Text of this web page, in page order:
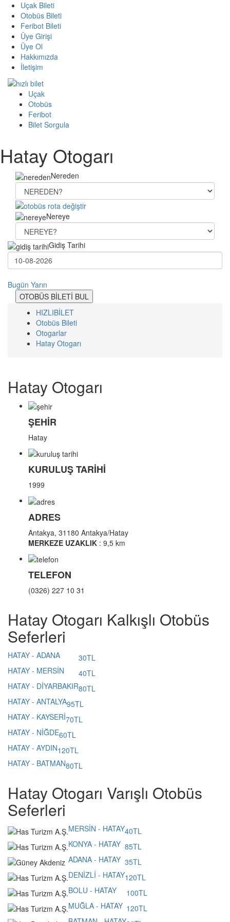
Uçak Bileti
Otobüs Bileti
Feribot Bileti
Üye Girişi
Üye Ol
Hakkımızda
İletişim
Uçak
Otobüs
Feribot
Bilet Sorgula
Hatay Otogarı
Nereden
Nereye
Gidiş Tarihi
Bugün Yarın
OTOBÜS BİLETİ BUL
HIZLIBİLET
Otobüs Bileti
Otogarlar
Hatay Otogarı
Hatay Otogarı
ŞEHİR
Hatay
KURULUŞ TARİHİ
1999
ADRES
Antakya, 31180 Antakya/Hatay
MERKEZE UZAKLIK : 9,5 km
TELEFON
(0326) 227 10 31
Hatay Otogarı Kalkışlı Otobüs
Seferleri
HATAY - ADANA
30TL
HATAY - MERSİN
40TL
HATAY - DİYARBAKIR80TL
HATAY - ANTALYA95TL
HATAY - KAYSERİ70TL
HATAY - NİĞDE60TL
HATAY - AYDIN120TL
HATAY - BATMAN80TL
Hatay Otogarı Varışlı Otobüs
Seferleri
MERSİN - HATAY40TL
KONYA - HATAY 85TL
ADANA - HATAY 35TL
DENİZLİ - HATAY120TL
BOLU - HATAY
100TL
MUĞLA - HATAY 120TL